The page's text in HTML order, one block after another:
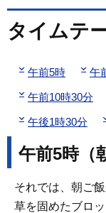
タイムテ
午前5時 午
午前10時30分
午後1時30分
午前5時（
それでは、朝ご
草を固めたブロ